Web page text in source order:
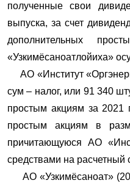
полученные свои
выпуска, за счет
дополнительных
«Узкимёсаноатлойиха»
АО «Институт
сум – налог, или 91 340
простым акциям за 2021
простым акциям в
причитающуюся АО
средствами на расчетный
АО «Узкимёсаноат»